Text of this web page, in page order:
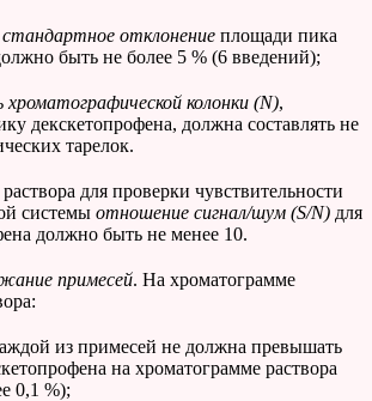
отклонение площади пика
быть не более 5 % (6 введений);
колонки (N),
декскетопрофена, должна составлять не
тарелок.
для проверки чувствительности
системы отношение сигнал/шум (S/N) для
должно быть не менее 10.
примесей. На хроматограмме
из примесей не должна превышать
на хроматограмме раствора
0,1 %);